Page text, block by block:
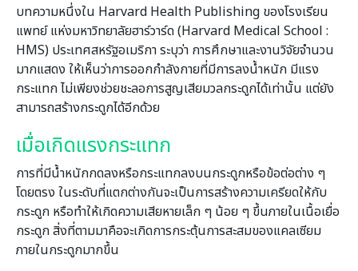
บทความหนึ่งใน Harvard Health Publishing ของโรงเรียน
แพทย์ แห่งมหาวิทยาลัยฮาร์วาร์ด (Harvard Medical School :
HMS) ประเทศสหรัฐอเมริกา ระบุว่า การศึกษาและงานวิจัยจำนวน
มากแสดง ให้เห็นว่าการออกกำลังกายที่มีการลงน้ำหนัก มีแรง
กระแทก ไม่เพียงช่วยชะลอการสูญเสียมวลกระดูกได้เท่านั้น แต่ยัง
สามารถสร้างกระดูกได้อีกด้วย
เมื่อเกิดแรงกระแทก
การที่มีน้ำหนักกดลงหรือกระแทกลงบนกระดูกหรือข้อต่อต่าง ๆ
โดยตรง ในระดับที่แตกต่างกันจะเป็นการสร้างความเครียดให้กับ
กระดูก หรือทำให้เกิดความเสียหายเล็ก ๆ น้อย ๆ ขึ้นภายในเนื้อเยื่อ
กระดูก สิ่งที่ตามมาคือจะเกิดการกระตุ้นการสะสมของแคลเซียม
ภายในกระดูกมากขึ้น